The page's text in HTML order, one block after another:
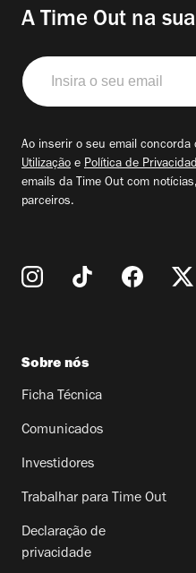
A Time Out na
Insira
o
seu
Ao inserir o seu email concorda
Utilização e Política de
emails da Time Out com
parceiros.
Sobre nós
Ficha Técnica
Comunicados
Investidores
Trabalhar para Time Out
Declaração de
privacidade